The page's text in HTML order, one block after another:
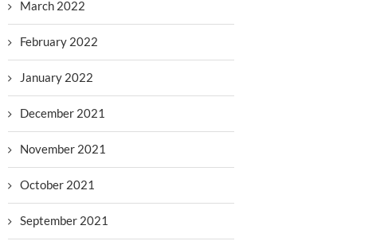
March 2022
February 2022
January 2022
December 2021
November 2021
October 2021
September 2021